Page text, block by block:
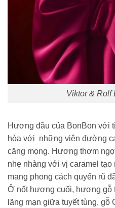
Viktor & Rolf
Hương đầu của BonBon với
hòa với những viên đường
căng mọng. Hương thơm
nhẹ nhàng với vị caramel
mang phong cách quyến rũ
Ở nốt hương cuối, hương
lãng mạn giữa tuyết tùng,